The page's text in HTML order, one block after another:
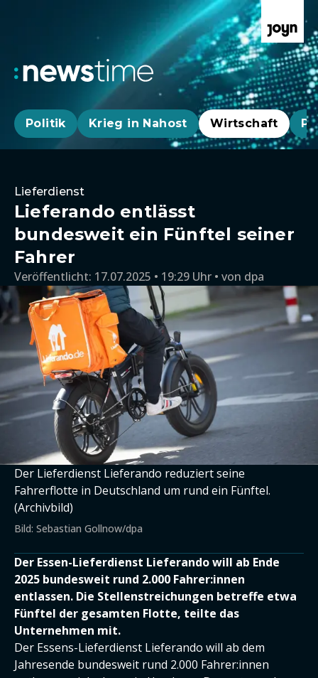
Politik Krieg in Nahost Wirtschaft
Lieferdienst
Lieferando entlässt
bundesweit ein Fünftel seiner
Fahrer
Veröffentlicht: 17.07.2025 • 19:29 Uhr von dpa
Der Lieferdienst Lieferando reduziert seine
Fahrerflotte in Deutschland um rund ein Fünftel.
(Archivbild)
Bild: Sebastian Gollnow/dpa
Der Essen-Lieferdienst Lieferando will ab Ende
2025 bundesweit rund 2.000 Fahrer:innen
entlassen. Die Stellenstreichungen betreffe etwa
Fünftel der gesamten Flotte, teilte das
Unternehmen mit.
Der Essens-Lieferdienst Lieferando will ab dem
Jahresende bundesweit rund 2.000 Fahrer:innen